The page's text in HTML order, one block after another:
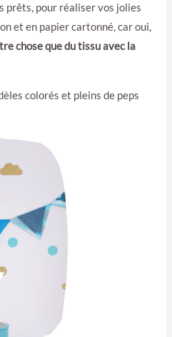
prêts, pour réaliser vos jolies
et en papier cartonné, car oui,
chose que du tissu avec la
colorés et pleins de peps